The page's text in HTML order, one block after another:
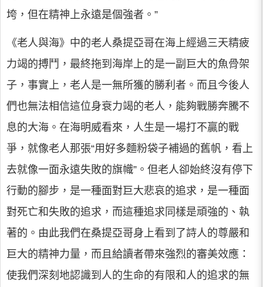
垮，但在精神上永遠是個強者。”
《老人與海》中的老人桑提亞哥在海上經過三天精疲
力竭的搏鬥，最終拖到海岸上的是一副巨大的魚骨架
子，事實上，老人是一無所獲的勝利者。而且今後人
們也無法相信這位身衰力竭的老人，能夠戰勝奔騰不
息的大海。在海明威看來，人生是一場打不贏的戰
爭，就像老人那張“用好多麵粉袋子補過的舊帆，看上
去就像一面永遠失敗的旗幟”。但老人卻始終沒有停下
行動的腳步，是一種面對巨大悲哀的追求，是一種面
對死亡和失敗的追求，而這種追求同樣是頑強的、執
著的。由此我們在桑提亞哥身上看到了詩人的尊嚴和
巨大的精神力量，而且給讀者帶來強烈的審美效應：
使我們深刻地認識到人的生命的有限和人的追求的無